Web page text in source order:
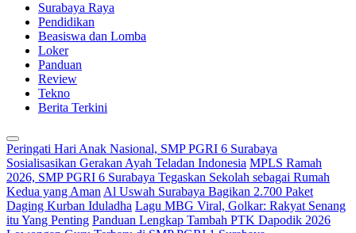
Surabaya Raya
Pendidikan
Beasiswa dan Lomba
Loker
Panduan
Review
Tekno
Berita Terkini
Peringati Hari Anak Nasional, SMP PGRI 6 Surabaya
Sosialisasikan Gerakan Ayah Teladan Indonesia MPLS Ramah
2026, SMP PGRI 6 Surabaya Tegaskan Sekolah sebagai Rumah
Kedua yang Aman Al Uswah Surabaya Bagikan 2.700 Paket
Daging Kurban Iduladha Lagu MBG Viral, Golkar: Rakyat Senang
itu Yang Penting Panduan Lengkap Tambah PTK Dapodik 2026